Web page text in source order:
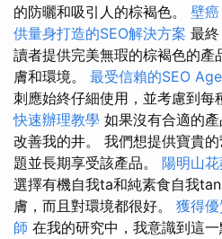
的防曬和吸引人的棕褐色。 壁癌
供量身打造的SEO解決方案 最
讀者提供完美無瑕的棕褐色的產
膚和環境。 最受信賴的SEO
刺應始終仔細使用，並考慮到每
快速辦理教學 如果沒有合適的
改善我的井。 我們想提供寶貴
題並長期享受該產品。 陽明山
選擇有機自我ta和純素食自我
膚，而且對環境都很好。 獲得
師 在我的研究中，我意識到這